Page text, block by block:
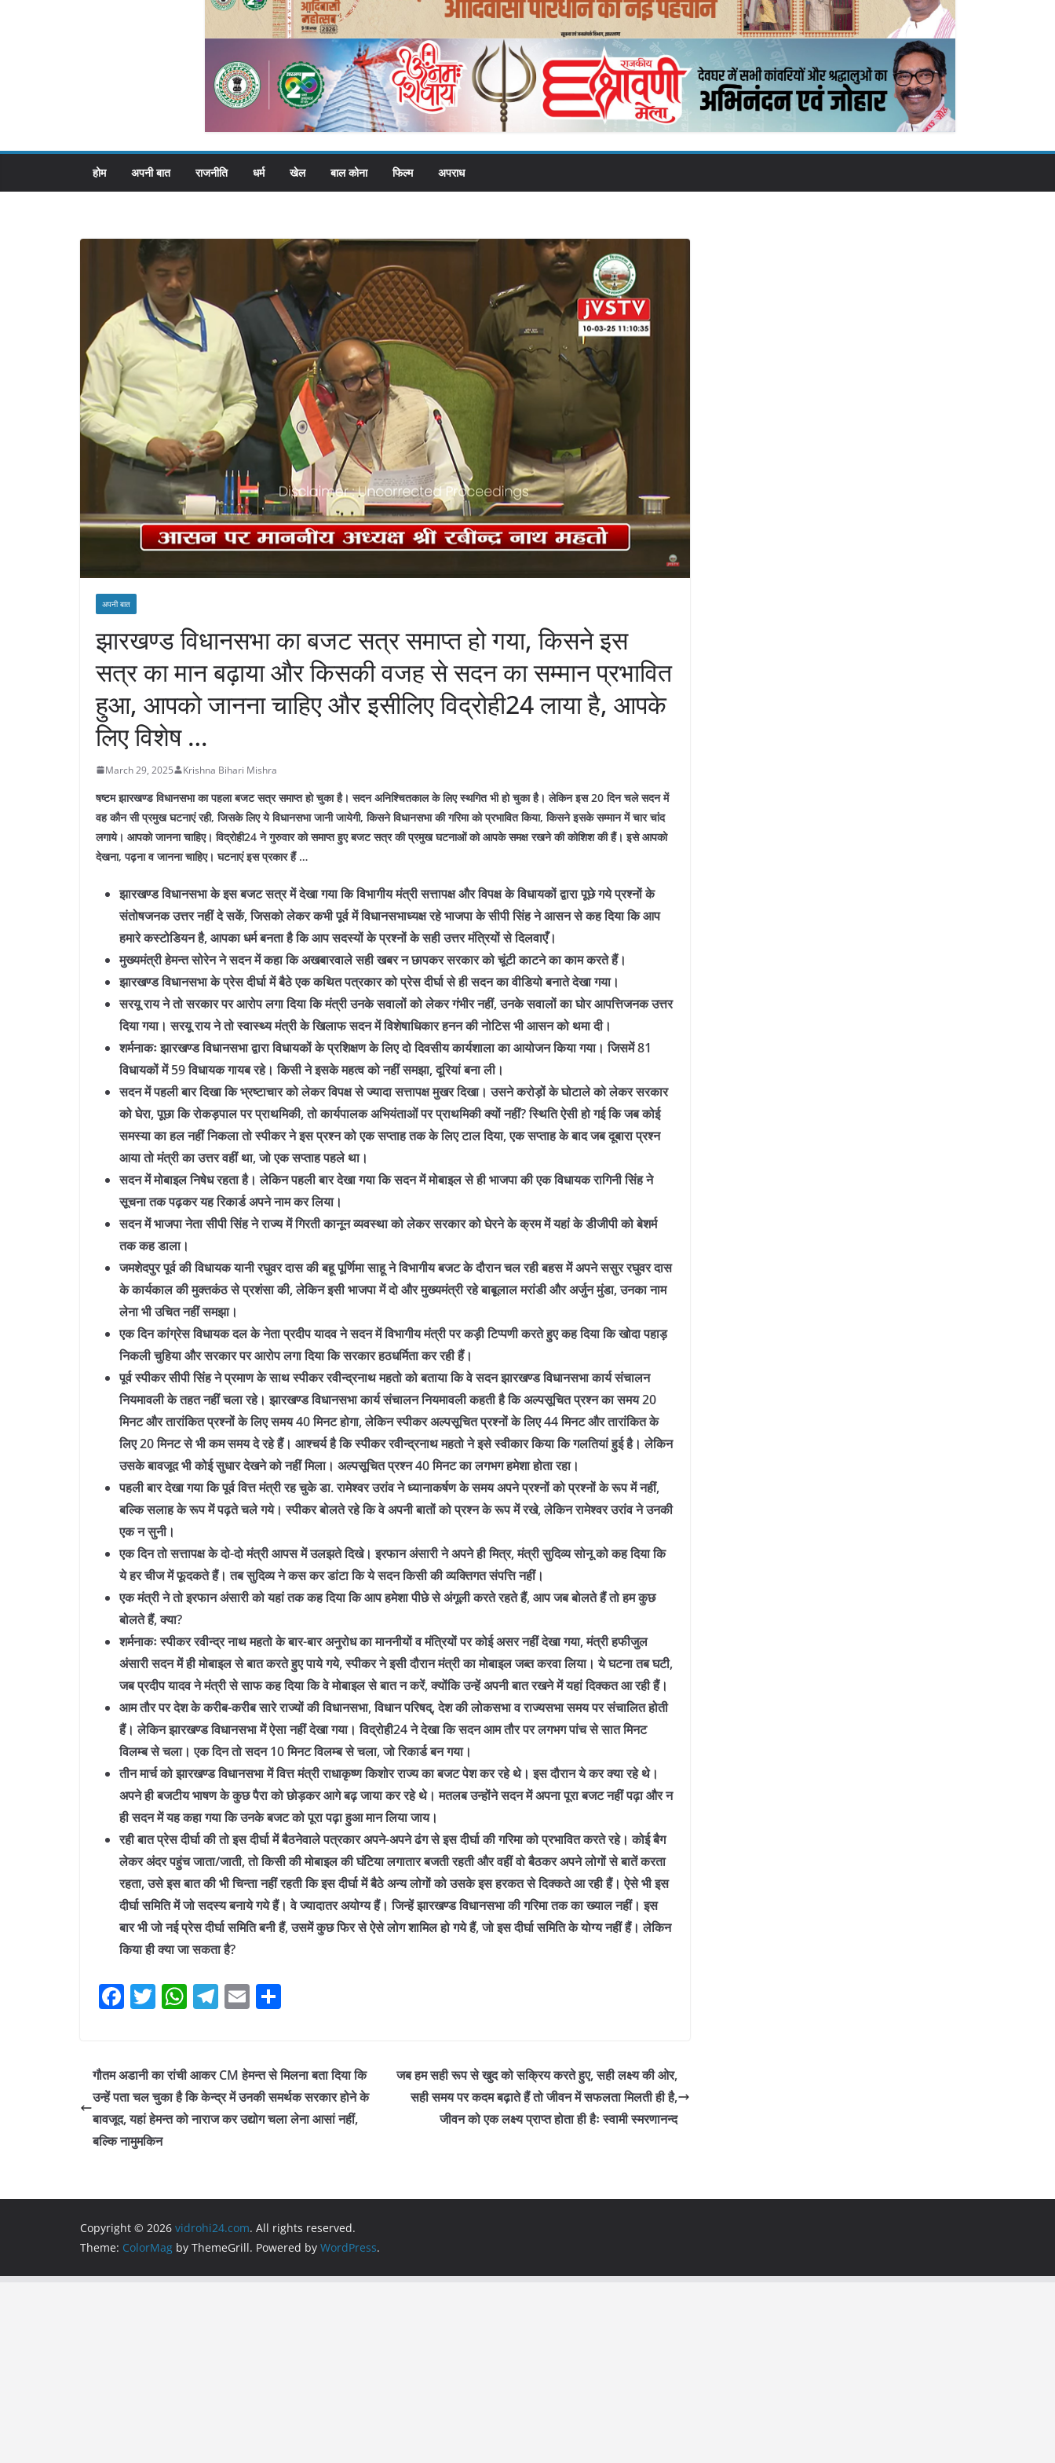
होम अपनी बात राजनीति धर्म खेल बाल कोना फिल्म अपराध
अपनी बात
झारखण्ड विधानसभा का बजट सत्र समाप्त हो गया, किसने इस
सत्र का मान बढ़ाया और किसकी वजह से सदन का सम्मान प्रभावित
हुआ, आपको जानना चाहिए और इसीलिए विद्रोही24 लाया है, आपके
लिए विशेष …
March 29, 2025 Krishna Bihari Mishra
षष्टम झारखण्ड विधानसभा का पहला बजट सत्र समाप्त हो चुका है। सदन अनिश्चितकाल के लिए स्थगित भी हो चुका है। लेकिन इस 20 दिन चले सदन में
वह कौन सी प्रमुख घटनाएं रही, जिसके लिए ये विधानसभा जानी जायेगी, किसने विधानसभा की गरिमा को प्रभावित किया, किसने इसके सम्मान में चार चांद
लगाये। आपको जानना चाहिए। विद्रोही24 ने गुरुवार को समाप्त हुए बजट सत्र की प्रमुख घटनाओं को आपके समक्ष रखने की कोशिश की हैं। इसे आपको
देखना, पढ़ना व जानना चाहिए। घटनाएं इस प्रकार हैं …
झारखण्ड विधानसभा के इस बजट सत्र में देखा गया कि विभागीय मंत्री सत्तापक्ष और विपक्ष के विधायकों द्वारा पूछे गये प्रश्नों के
संतोषजनक उत्तर नहीं दे सकें, जिसको लेकर कभी पूर्व में विधानसभाध्यक्ष रहे भाजपा के सीपी सिंह ने आसन से कह दिया कि आप
हमारे कस्टोडियन है, आपका धर्म बनता है कि आप सदस्यों के प्रश्नों के सही उत्तर मंत्रियों से दिलवाएँ।
मुख्यमंत्री हेमन्त सोरेन ने सदन में कहा कि अखबारवाले सही खबर न छापकर सरकार को चूंटी काटने का काम करते हैं।
झारखण्ड विधानसभा के प्रेस दीर्घा में बैठे एक कथित पत्रकार को प्रेस दीर्घा से ही सदन का वीडियो बनाते देखा गया।
सरयू राय ने तो सरकार पर आरोप लगा दिया कि मंत्री उनके सवालों को लेकर गंभीर नहीं, उनके सवालों का घोर आपत्तिजनक उत्तर
दिया गया। सरयू राय ने तो स्वास्थ्य मंत्री के खिलाफ सदन में विशेषाधिकार हनन की नोटिस भी आसन को थमा दी।
शर्मनाकः झारखण्ड विधानसभा द्वारा विधायकों के प्रशिक्षण के लिए दो दिवसीय कार्यशाला का आयोजन किया गया। जिसमें 81
विधायकों में 59 विधायक गायब रहे। किसी ने इसके महत्व को नहीं समझा, दूरियां बना ली।
सदन में पहली बार दिखा कि भ्रष्टाचार को लेकर विपक्ष से ज्यादा सत्तापक्ष मुखर दिखा। उसने करोड़ों के घोटाले को लेकर सरकार
को घेरा, पूछा कि रोकड़पाल पर प्राथमिकी, तो कार्यपालक अभियंताओं पर प्राथमिकी क्यों नहीं? स्थिति ऐसी हो गई कि जब कोई
समस्या का हल नहीं निकला तो स्पीकर ने इस प्रश्न को एक सप्ताह तक के लिए टाल दिया, एक सप्ताह के बाद जब दूबारा प्रश्न
आया तो मंत्री का उत्तर वहीं था, जो एक सप्ताह पहले था।
सदन में मोबाइल निषेध रहता है। लेकिन पहली बार देखा गया कि सदन में मोबाइल से ही भाजपा की एक विधायक रागिनी सिंह ने
सूचना तक पढ़कर यह रिकार्ड अपने नाम कर लिया।
सदन में भाजपा नेता सीपी सिंह ने राज्य में गिरती कानून व्यवस्था को लेकर सरकार को घेरने के क्रम में यहां के डीजीपी को बेशर्म
तक कह डाला।
जमशेदपुर पूर्व की विधायक यानी रघुवर दास की बहू पूर्णिमा साहू ने विभागीय बजट के दौरान चल रही बहस में अपने ससुर रघुवर दास
के कार्यकाल की मुक्तकंठ से प्रशंसा की, लेकिन इसी भाजपा में दो और मुख्यमंत्री रहे बाबूलाल मरांडी और अर्जुन मुंडा, उनका नाम
लेना भी उचित नहीं समझा।
एक दिन कांग्रेस विधायक दल के नेता प्रदीप यादव ने सदन में विभागीय मंत्री पर कड़ी टिप्पणी करते हुए कह दिया कि खोदा पहाड़
निकली चुहिया और सरकार पर आरोप लगा दिया कि सरकार हठधर्मिता कर रही हैं।
पूर्व स्पीकर सीपी सिंह ने प्रमाण के साथ स्पीकर रवीन्द्रनाथ महतो को बताया कि वे सदन झारखण्ड विधानसभा कार्य संचालन
नियमावली के तहत नहीं चला रहे। झारखण्ड विधानसभा कार्य संचालन नियमावली कहती है कि अल्पसूचित प्रश्न का समय 20
मिनट और तारांकित प्रश्नों के लिए समय 40 मिनट होगा, लेकिन स्पीकर अल्पसूचित प्रश्नों के लिए 44 मिनट और तारांकित के
लिए 20 मिनट से भी कम समय दे रहे हैं। आश्चर्य है कि स्पीकर रवीन्द्रनाथ महतो ने इसे स्वीकार किया कि गलतियां हुई है। लेकिन
उसके बावजूद भी कोई सुधार देखने को नहीं मिला। अल्पसूचित प्रश्न 40 मिनट का लगभग हमेशा होता रहा।
पहली बार देखा गया कि पूर्व वित्त मंत्री रह चुके डा. रामेश्वर उरांव ने ध्यानाकर्षण के समय अपने प्रश्नों को प्रश्नों के रूप में नहीं,
बल्कि सलाह के रूप में पढ़ते चले गये। स्पीकर बोलते रहे कि वे अपनी बातों को प्रश्न के रूप में रखे, लेकिन रामेश्वर उरांव ने उनकी
एक न सुनी।
एक दिन तो सत्तापक्ष के दो-दो मंत्री आपस में उलझते दिखे। इरफान अंसारी ने अपने ही मित्र, मंत्री सुदिव्य सोनू को कह दिया कि
ये हर चीज में फूदकते हैं। तब सुदिव्य ने कस कर डांटा कि ये सदन किसी की व्यक्तिगत संपत्ति नहीं।
एक मंत्री ने तो इरफान अंसारी को यहां तक कह दिया कि आप हमेशा पीछे से अंगूली करते रहते हैं, आप जब बोलते हैं तो हम कुछ
बोलते हैं, क्या?
शर्मनाकः स्पीकर रवीन्द्र नाथ महतो के बार-बार अनुरोध का माननीयों व मंत्रियों पर कोई असर नहीं देखा गया, मंत्री हफीजुल
अंसारी सदन में ही मोबाइल से बात करते हुए पाये गये, स्पीकर ने इसी दौरान मंत्री का मोबाइल जब्त करवा लिया। ये घटना तब घटी,
जब प्रदीप यादव ने मंत्री से साफ कह दिया कि वे मोबाइल से बात न करें, क्योंकि उन्हें अपनी बात रखने में यहां दिक्कत आ रही हैं।
आम तौर पर देश के करीब-करीब सारे राज्यों की विधानसभा, विधान परिषद्, देश की लोकसभा व राज्यसभा समय पर संचालित होती
हैं। लेकिन झारखण्ड विधानसभा में ऐसा नहीं देखा गया। विद्रोही24 ने देखा कि सदन आम तौर पर लगभग पांच से सात मिनट
विलम्ब से चला। एक दिन तो सदन 10 मिनट विलम्ब से चला, जो रिकार्ड बन गया।
तीन मार्च को झारखण्ड विधानसभा में वित्त मंत्री राधाकृष्ण किशोर राज्य का बजट पेश कर रहे थे। इस दौरान ये कर क्या रहे थे।
अपने ही बजटीय भाषण के कुछ पैरा को छोड़कर आगे बढ़ जाया कर रहे थे। मतलब उन्होंने सदन में अपना पूरा बजट नहीं पढ़ा और न
ही सदन में यह कहा गया कि उनके बजट को पूरा पढ़ा हुआ मान लिया जाय।
रही बात प्रेस दीर्घा की तो इस दीर्घा में बैठनेवाले पत्रकार अपने-अपने ढंग से इस दीर्घा की गरिमा को प्रभावित करते रहे। कोई बैग
लेकर अंदर पहुंच जाता/जाती, तो किसी की मोबाइल की घंटिया लगातार बजती रहती और वहीं वो बैठकर अपने लोगों से बातें करता
रहता, उसे इस बात की भी चिन्ता नहीं रहती कि इस दीर्घा में बैठे अन्य लोगों को उसके इस हरकत से दिक्कते आ रही हैं। ऐसे भी इस
दीर्घा समिति में जो सदस्य बनाये गये हैं। वे ज्यादातर अयोग्य हैं। जिन्हें झारखण्ड विधानसभा की गरिमा तक का ख्याल नहीं। इस
बार भी जो नई प्रेस दीर्घा समिति बनी हैं, उसमें कुछ फिर से ऐसे लोग शामिल हो गये हैं, जो इस दीर्घा समिति के योग्य नहीं हैं। लेकिन
किया ही क्या जा सकता है?
F
e
b
o
o
T
er
W
s
A
p
T
gr
a
m
E
l e
गौतम अडानी का रांची आकर CM हेमन्त से मिलना बता दिया कि
उन्हें पता चल चुका है कि केन्द्र में उनकी समर्थक सरकार होने के
बावजूद, यहां हेमन्त को नाराज कर उद्योग चला लेना आसां नहीं,
बल्कि नामुमकिन
जब हम सही रूप से खुद को सक्रिय करते हुए, सही लक्ष्य की ओर,
सही समय पर कदम बढ़ाते हैं तो जीवन में सफलता मिलती ही है,
जीवन को एक लक्ष्य प्राप्त होता ही हैः स्वामी स्मरणानन्द
Copyright © 2026 vidrohi24.com. All rights reserved.
Theme: ColorMag by ThemeGrill. Powered by WordPress.